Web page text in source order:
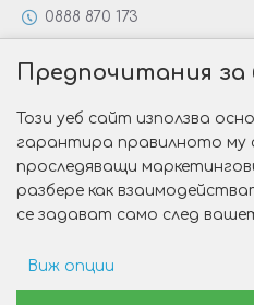
0888 870 173
Специални предложения
Защо да изберете Victoria
Как да изберем годежен
Предпочитания за
Този уеб сайт използва
гарантира правилното му
проследяващи
разбере как
се задават само след
Виж опции